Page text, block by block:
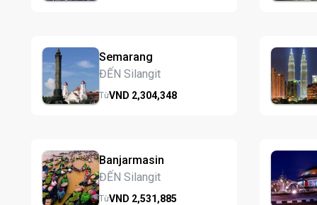
Semarang
ĐẾN Silangit
TừVND 2,304,348
Banjarmasin
ĐẾN Silangit
TừVND 2,531,885